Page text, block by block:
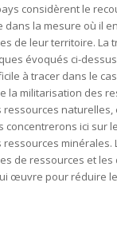
considèrent le
la mesure où il
de leur territoire. La
évoqués ci-
à tracer dans le
la militarisation des
ici sur
minérales.
de ressources et
œuvre pour réduire